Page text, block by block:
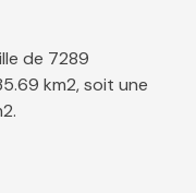
de 7289
km2, soit une